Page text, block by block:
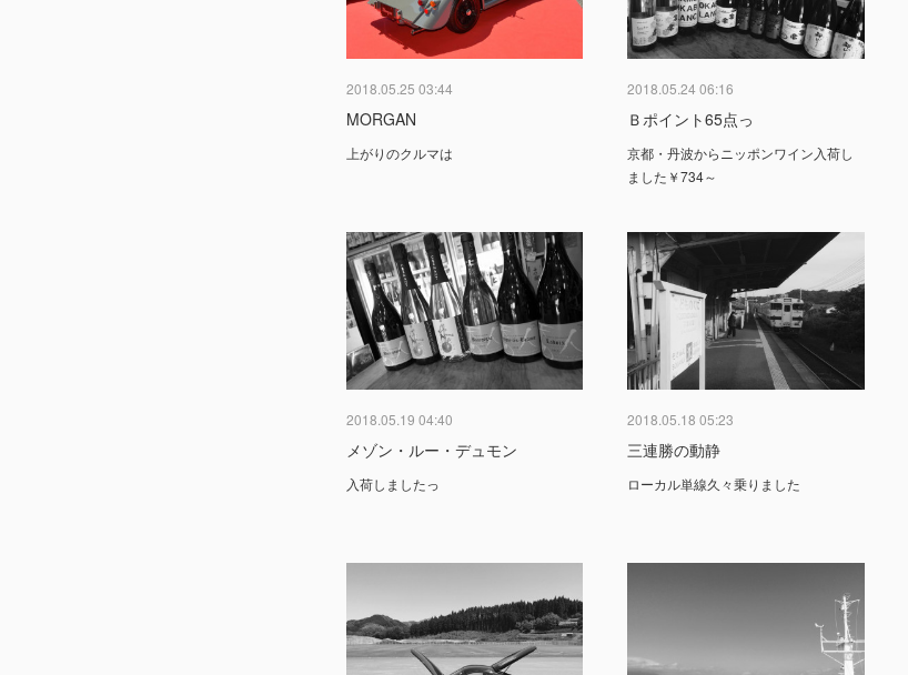
2018.05.25 03:44
MORGAN
上がりのクルマは
2018.05.24 06:16
Ｂポイント65点っ
京都・丹波からニッポンワイン入荷し
ました￥734～
2018.05.19 04:40
メゾン・ルー・デュモン
入荷しましたっ
2018.05.18 05:23
三連勝の動静
ローカル単線久々乗りました